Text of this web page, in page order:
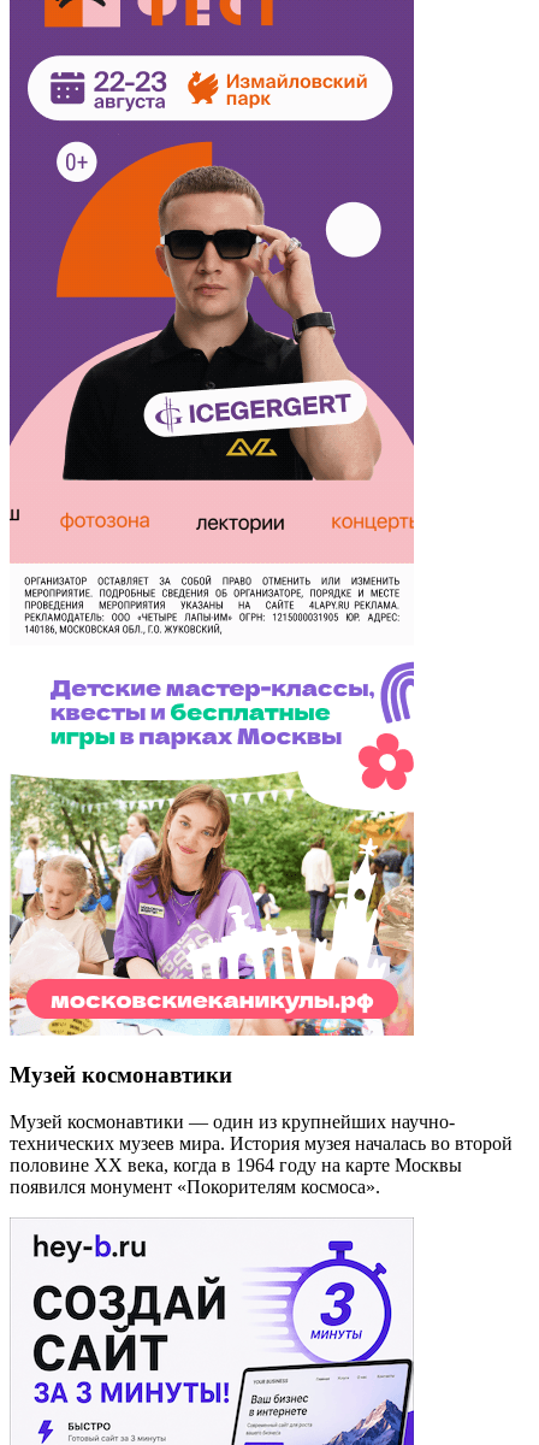
Музей космонавтики
Музей космонавтики — один из крупнейших научно-
технических музеев мира. История музея началась во второй
половине XX века, когда в 1964 году на карте Москвы
появился монумент «Покорителям космоса».